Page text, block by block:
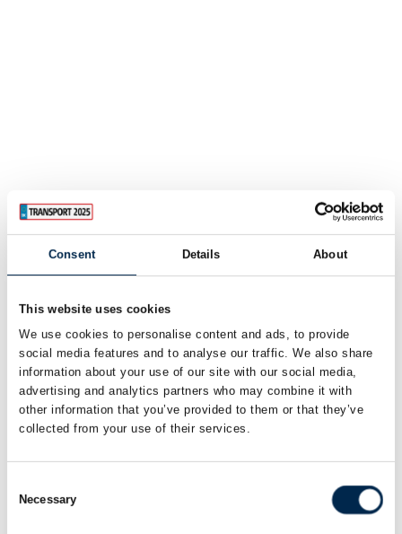
Consent Details About
This website uses cookies
We use cookies to personalise content and ads, to provide
social media features and to analyse our traffic. We also share
information about your use of our site with our social media,
advertising and analytics partners who may combine it with
other information that you’ve provided to them or that they’ve
collected from your use of their services.
Selection
Necessary
7. april 2025